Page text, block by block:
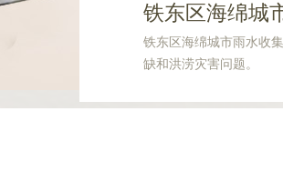
铁东区海绵城
铁东区海绵城市雨水收
缺和洪涝灾害问题。